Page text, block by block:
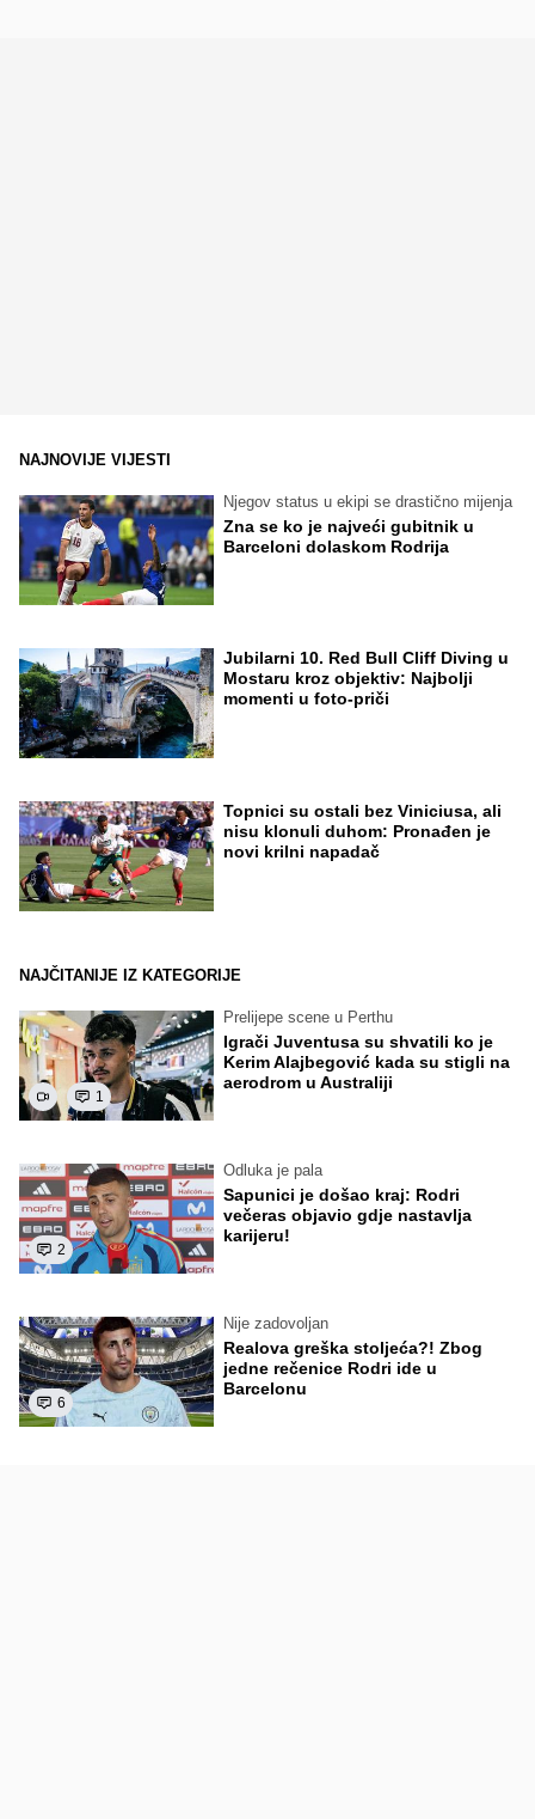
NAJNOVIJE VIJESTI
Njegov status u ekipi se drastično mijenja
Zna se ko je najveći gubitnik u
Barceloni dolaskom Rodrija
Jubilarni 10. Red Bull Cliff Diving u
Mostaru kroz objektiv: Najbolji
momenti u foto-priči
Topnici su ostali bez Viniciusa, ali
nisu klonuli duhom: Pronađen je
novi krilni napadač
NAJČITANIJE IZ KATEGORIJE
1
Prelijepe scene u Perthu
Igrači Juventusa su shvatili ko je
Kerim Alajbegović kada su stigli na
aerodrom u Australiji
2
Odluka je pala
Sapunici je došao kraj: Rodri
večeras objavio gdje nastavlja
karijeru!
6
Nije zadovoljan
Realova greška stoljeća?! Zbog
jedne rečenice Rodri ide u
Barcelonu